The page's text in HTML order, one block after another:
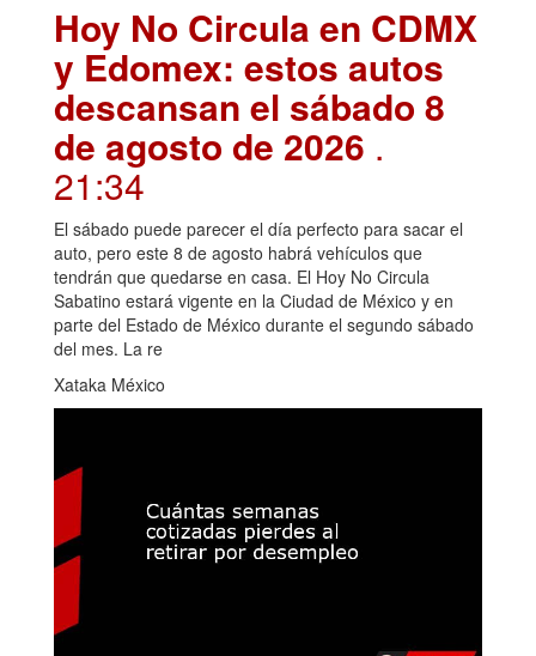
Hoy No Circula en CDMX
y Edomex: estos autos
descansan el sábado 8
de agosto de 2026 .
21:34
El sábado puede parecer el día perfecto para sacar el
auto, pero este 8 de agosto habrá vehículos que
tendrán que quedarse en casa. El Hoy No Circula
Sabatino estará vigente en la Ciudad de México y en
parte del Estado de México durante el segundo sábado
del mes. La re
Xataka México